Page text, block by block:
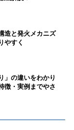
造と発火メカニズ
やすく
」の違いをわかり
徴・実例までやさ